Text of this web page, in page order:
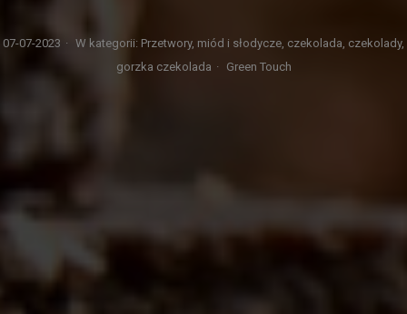
07-07-2023 · W kategorii: Przetwory, miód i słodycze, czekolada, czekolady,
gorzka czekolada · Green Touch